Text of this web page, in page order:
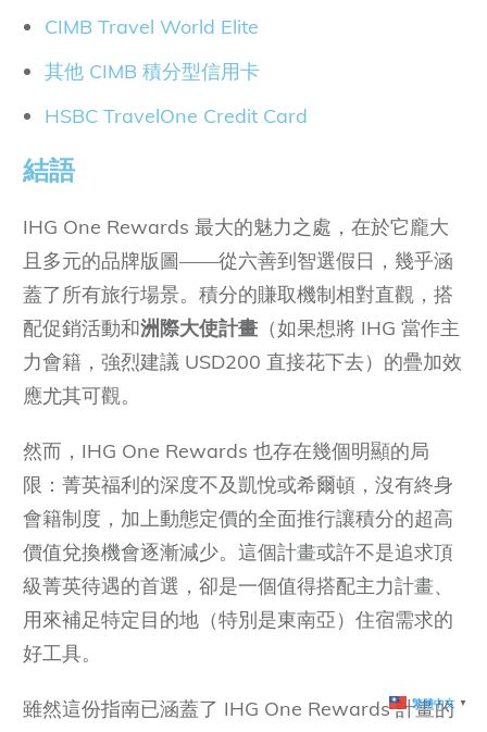
CIMB Travel World Elite
其他 CIMB 積分型信用卡
HSBC TravelOne Credit Card
結語
IHG One Rewards 最大的魅力之處，在於它龐大
且多元的品牌版圖——從六善到智選假日，幾乎涵
蓋了所有旅行場景。積分的賺取機制相對直觀，搭
配促銷活動和洲際大使計畫 （如果想將 IHG 當作主
力會籍，強烈建議 USD200 直接花下去）的疊加效
應尤其可觀。
然而，IHG One Rewards 也存在幾個明顯的局
限：菁英福利的深度不及凱悅或希爾頓，沒有終身
會籍制度，加上動態定價的全面推行讓積分的超高
價值兌換機會逐漸減少。這個計畫或許不是追求頂
級菁英待遇的首選，卻是一個值得搭配主力計畫、
用來補足特定目的地（特別是東南亞）住宿需求的
好工具。
雖然這份指南已涵蓋了 IHG One Rewards 計畫的
繁體中文 ▼